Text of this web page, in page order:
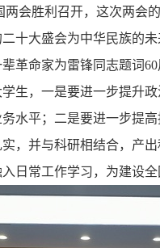
会胜利召开，这次两会
十大盛会为中华民族的
革命家为雷锋同志题词
生，一是要进一步提升
水平；二是要进一步提
，并与科研相结合，产
日常工作学习，为建设全